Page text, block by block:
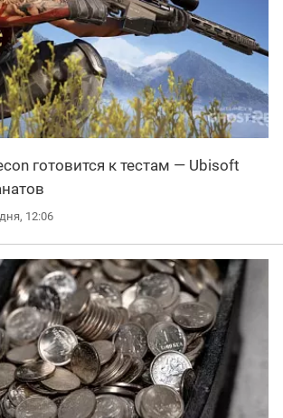
готовится к тестам — Ubisoft
12:06